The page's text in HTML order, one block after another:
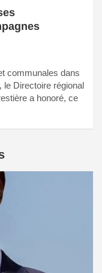
communales dans
le Directoire régional
a honoré, ce